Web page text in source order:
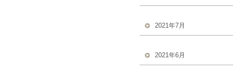
2021年7月
2021年6月